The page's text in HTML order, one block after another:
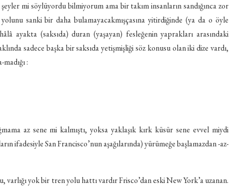
mi söylüyordu bilmiyorum ama bir takım insanların sandığınca zor
sanki bir daha bulamayacakmışçasına yitirdiğinde (ya da o öyle
ayakta (saksıda) duran (yaşayan) fesleğenin yaprakları arasındaki
sadece başka bir saksıda yetişmişliği söz konusu olan iki dize vardı,
:
az sene mi kalmıştı, yoksa yaklaşık kırk küsür sene evvel miydi
ifadesiyle San Francisco’nun aşağılarında) yürümeğe başlamazdan -az-
yok bir tren yolu hattı vardır Frisco’dan eski New York’a uzanan.